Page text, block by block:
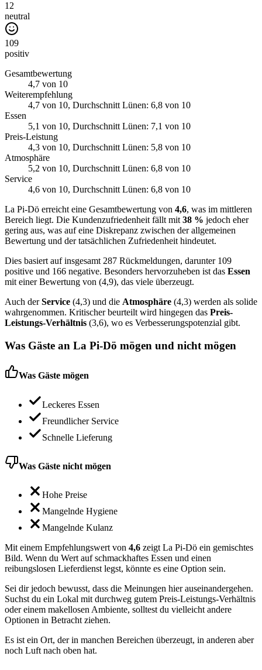
12
neutral
109
positiv
Gesamtbewertung
4,7 von 10
Weiterempfehlung
4,7 von 10, Durchschnitt Lünen: 6,8 von 10
Essen
5,1 von 10, Durchschnitt Lünen: 7,1 von 10
Preis-Leistung
4,3 von 10, Durchschnitt Lünen: 5,8 von 10
Atmosphäre
5,2 von 10, Durchschnitt Lünen: 6,8 von 10
Service
4,6 von 10, Durchschnitt Lünen: 6,8 von 10
La Pi-Dö erreicht eine Gesamtbewertung von 4,6, was im mittleren
Bereich liegt. Die Kundenzufriedenheit fällt mit 38 % jedoch eher
gering aus, was auf eine Diskrepanz zwischen der allgemeinen
Bewertung und der tatsächlichen Zufriedenheit hindeutet.
Dies basiert auf insgesamt 287 Rückmeldungen, darunter 109
positive und 166 negative. Besonders hervorzuheben ist das Essen
mit einer Bewertung von (4,9), das viele überzeugt.
Auch derService (4,3) und die Atmosphäre (4,3) werden als solide
wahrgenommen. Kritischer beurteilt wird hingegen das Preis-
Leistungs-Verhältnis (3,6), wo es Verbesserungspotenzial gibt.
Was Gäste an La Pi-Dö mögen und nicht mögen
Was Gäste mögen
Leckeres Essen
Freundlicher Service
Schnelle Lieferung
Was Gäste nicht mögen
Hohe Preise
Mangelnde Hygiene
Mangelnde Kulanz
Mit einem Empfehlungswert von 4,6 zeigt La Pi-Dö ein gemischtes
Bild. Wenn du Wert auf schmackhaftes Essen und einen
reibungslosen Lieferdienst legst, könnte es eine Option sein.
Sei dir jedoch bewusst, dass die Meinungen hier auseinandergehen.
Suchst du ein Lokal mit durchweg gutem Preis-Leistungs-Verhältnis
oder einem makellosen Ambiente, solltest du vielleicht andere
Optionen in Betracht ziehen.
Es ist ein Ort, der in manchen Bereichen überzeugt, in anderen aber
noch Luft nach oben hat.